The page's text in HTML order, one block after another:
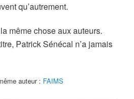
qu’autrement.
même chose aux auteurs.
Patrick Sénécal n’a jamais
auteur : FAIMS